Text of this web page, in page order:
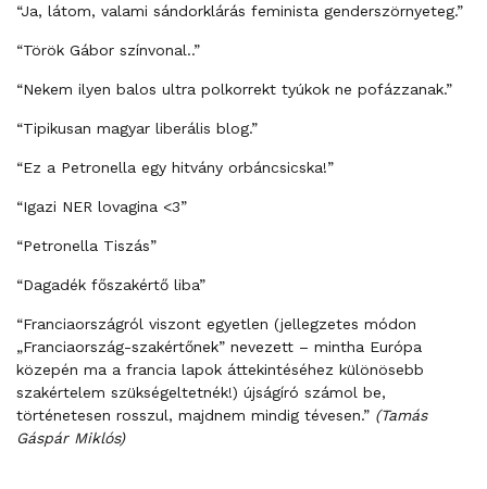
“Ja, látom, valami sándorklárás feminista genderszörnyeteg.”
“Török Gábor színvonal..”
“Nekem ilyen balos ultra polkorrekt tyúkok ne pofázzanak.”
“Tipikusan magyar liberális blog.”
“Ez a Petronella egy hitvány orbáncsicska!”
“Igazi NER lovagina <3”
“Petronella Tiszás”
“Dagadék főszakértő liba”
“Franciaországról viszont egyetlen (jellegzetes módon
„Franciaország-szakértőnek” nevezett – mintha Európa
közepén ma a francia lapok áttekintéséhez különösebb
szakértelem szükségeltetnék!) újságíró számol be,
történetesen rosszul, majdnem mindig tévesen.” (Tamás
Gáspár Miklós)